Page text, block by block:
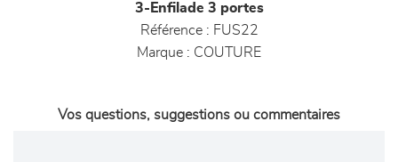
3-Enfilade 3 portes
Référence : FUS22
Marque : COUTURE
Vos questions, suggestions ou commentaires